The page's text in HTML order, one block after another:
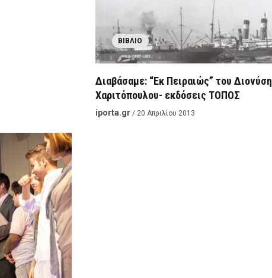
ΒΙΒΛΊΟ
Διαβάσαμε: “Εκ Πειραιώς” του Διονύση
Χαριτόπουλου- εκδόσεις ΤΟΠΟΣ
iporta.gr / 20 Απριλίου 2013